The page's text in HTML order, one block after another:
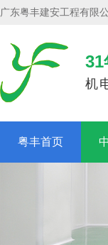
广东粤丰建安工程有限
31
机
粤丰首页